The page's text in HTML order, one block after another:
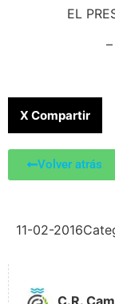
EL
X Compartir
Volver atrás
11-02-2016
C.R.